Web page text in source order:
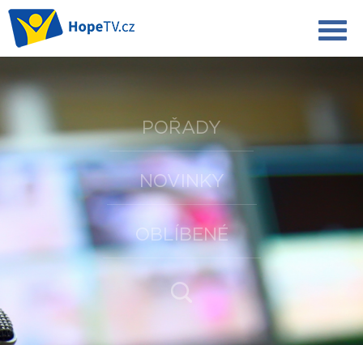
POŘADY
NOVINKY
OBLÍBENÉ